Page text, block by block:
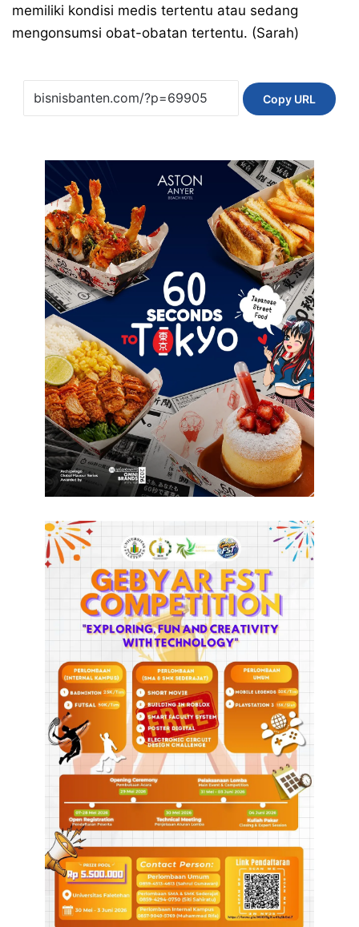
memiliki kondisi medis tertentu atau sedang
mengonsumsi obat-obatan tertentu. (Sarah)
Copy URL